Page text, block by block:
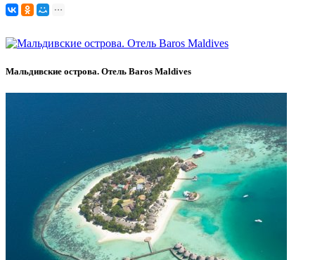
Мальдивские острова. Отель Baros Maldives